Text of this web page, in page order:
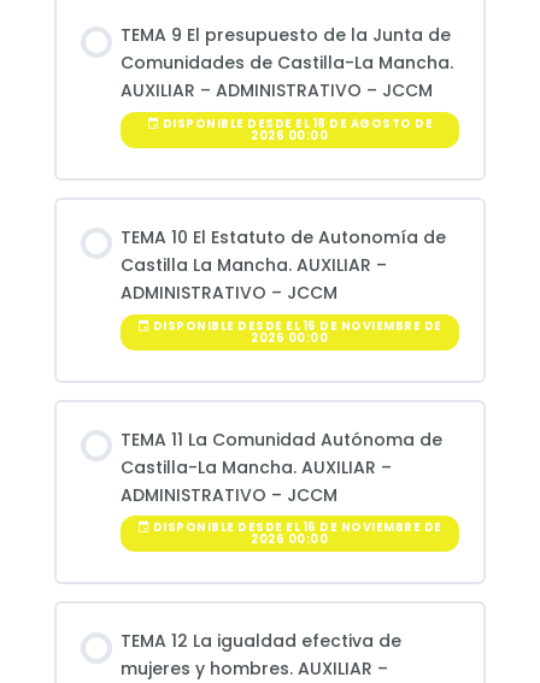
TEMA 9 El presupuesto de la Junta de
Comunidades de Castilla-La Mancha.
AUXILIAR – ADMINISTRATIVO – JCCM
DISPONIBLE DESDE EL 18 DE AGOSTO DE
2026 00:00
TEMA 10 El Estatuto de Autonomía de
Castilla La Mancha. AUXILIAR –
ADMINISTRATIVO – JCCM
DISPONIBLE DESDE EL 16 DE NOVIEMBRE DE
2026 00:00
TEMA 11 La Comunidad Autónoma de
Castilla-La Mancha. AUXILIAR –
ADMINISTRATIVO – JCCM
DISPONIBLE DESDE EL 16 DE NOVIEMBRE DE
2026 00:00
TEMA 12 La igualdad efectiva de
mujeres y hombres. AUXILIAR –